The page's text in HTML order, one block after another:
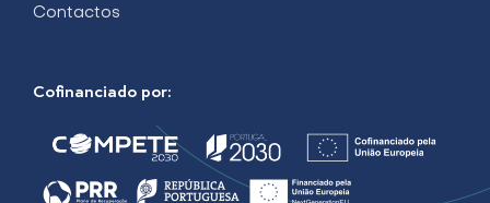
Contactos
Cofinanciado por: